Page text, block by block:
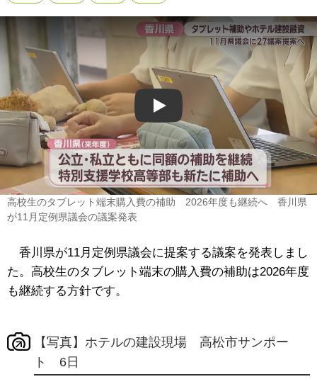
Play
高校生のタブレット端末購入費の補助 2026年度も継続へ 香川県
が11月定例県議会の議案発表
香川県が11月定例県議会に提案する議案を発表しまし
た。高校生のタブレット端末の購入費の補助は2026年度
も継続する方針です。
【写真】ホテルの建設現場 高松市サンポー
ト 6日